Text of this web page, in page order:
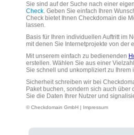
Sie sind auf der Suche nach einer
Check. Geben Sie einfach Ihren
Check bietet Ihnen Checkdomain die
lassen.
Basis für Ihren individuellen Auftritt im
mit denen Sie Internetprojekte von der
Mit unserem einfach zu bedienenden
erstellen. Wählen Sie aus einer
Sie schnell und unkompliziert zu Ihrem
Sicherheit schreiben wir bei
Paket buchen, sondern sich auch
Sie die Daten Ihrer Nutzer und
© Checkdomain GmbH | Impressum